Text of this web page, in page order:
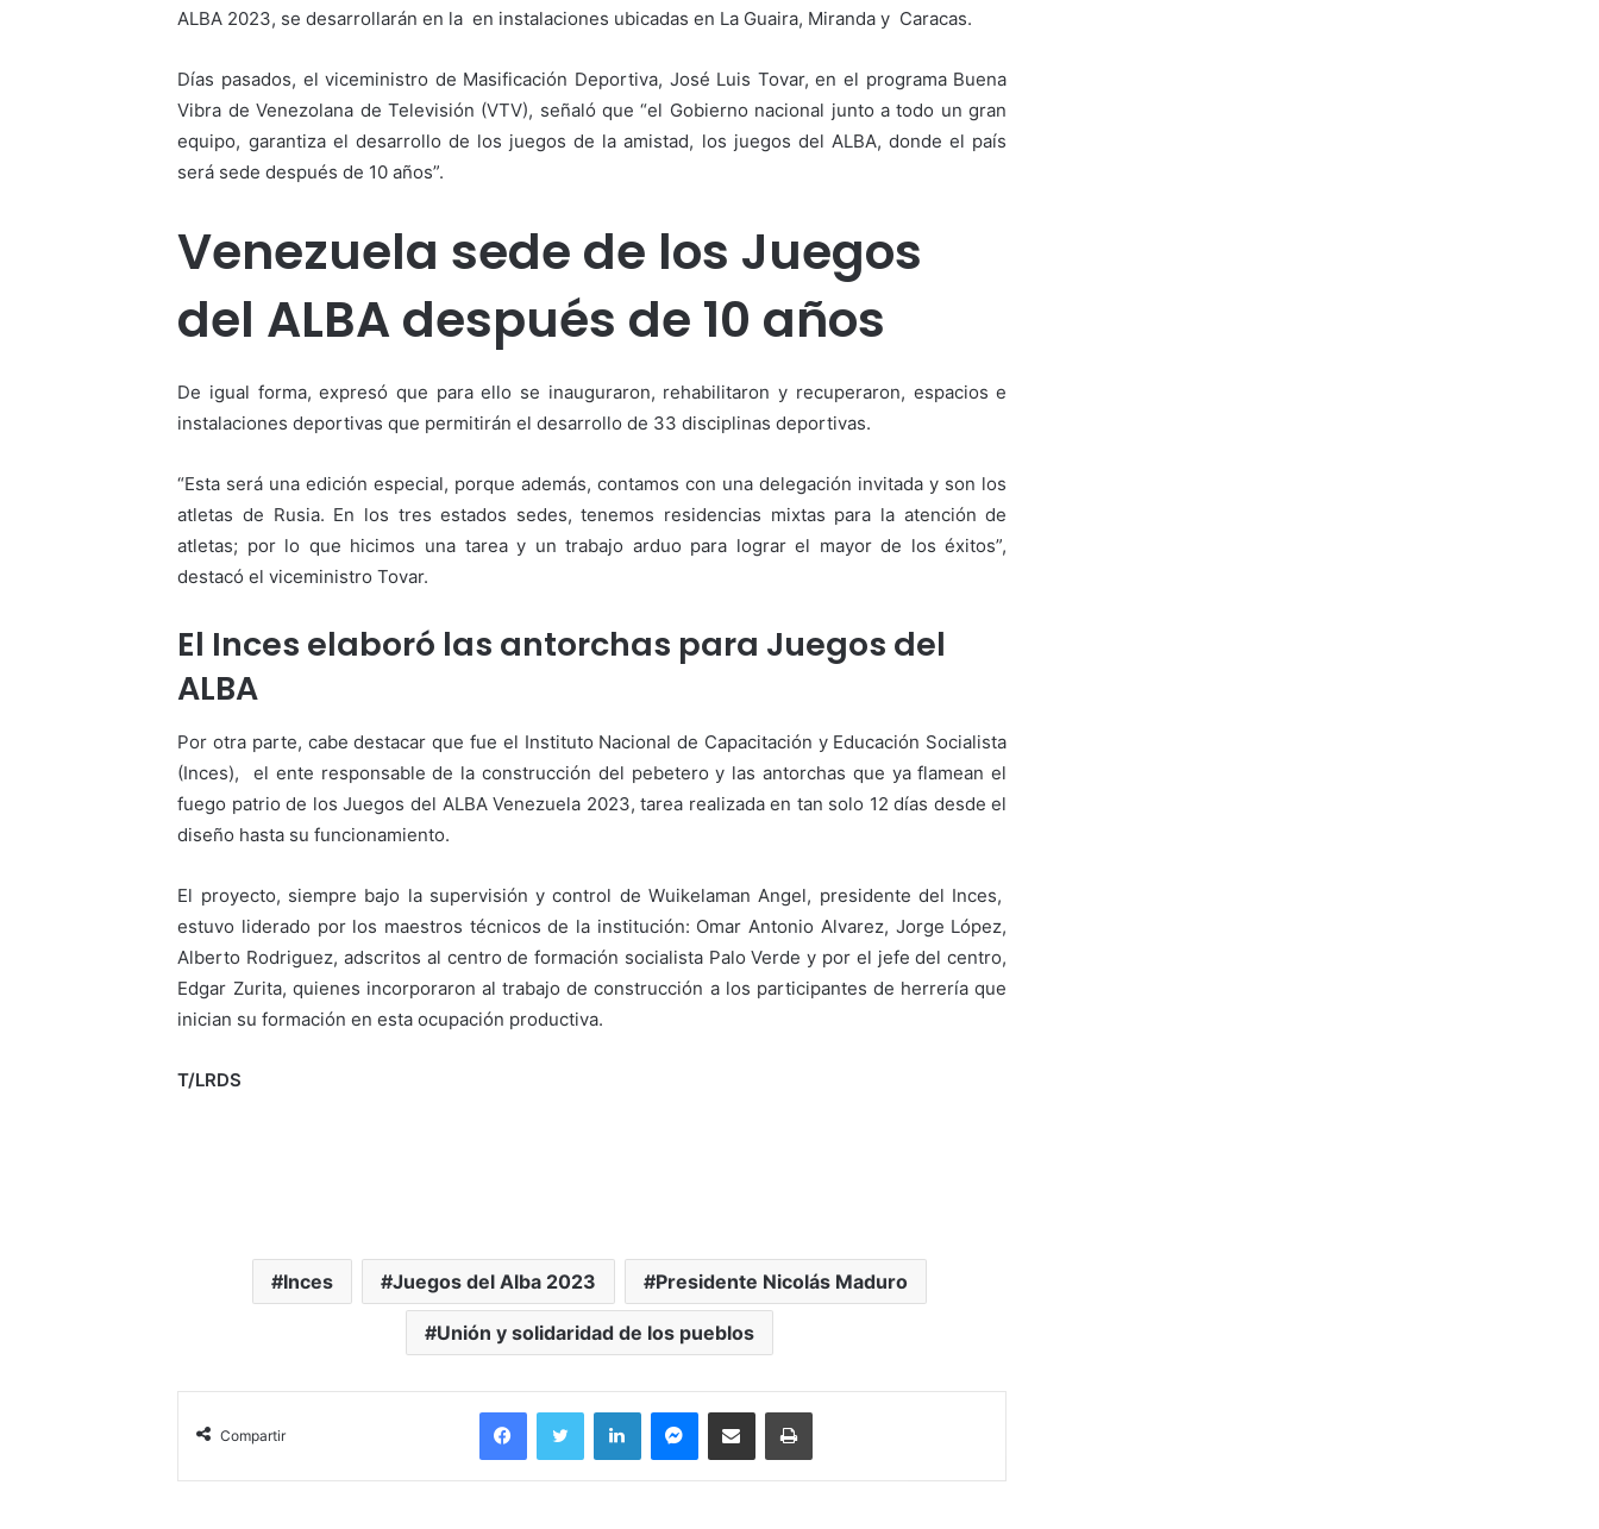
ALBA 2023, se desarrollarán en la en instalaciones ubicadas en La Guaira, Miranda y Caracas.
Días pasados, el viceministro de Masificación Deportiva, José Luis Tovar, en el programa Buena
Vibra de Venezolana de Televisión (VTV), señaló que “el Gobierno nacional junto a todo un gran
equipo, garantiza el desarrollo de los juegos de la amistad, los juegos del ALBA, donde el país
será sede después de 10 años”.
Venezuela sede de los Juegos
del ALBA después de 10 años
De igual forma, expresó que para ello se inauguraron, rehabilitaron y recuperaron, espacios e
instalaciones deportivas que permitirán el desarrollo de 33 disciplinas deportivas.
“Esta será una edición especial, porque además, contamos con una delegación invitada y son los
atletas de Rusia. En los tres estados sedes, tenemos residencias mixtas para la atención de
atletas; por lo que hicimos una tarea y un trabajo arduo para lograr el mayor de los éxitos”,
destacó el viceministro Tovar.
El Inces elaboró las antorchas para Juegos del
ALBA
Por otra parte, cabe destacar que fue el Instituto Nacional de Capacitación y Educación Socialista
(Inces), el ente responsable de la construcción del pebetero y las antorchas que ya flamean el
fuego patrio de los Juegos del ALBA Venezuela 2023, tarea realizada en tan solo 12 días desde el
diseño hasta su funcionamiento.
El proyecto, siempre bajo la supervisión y control de Wuikelaman Angel, presidente del Inces,
estuvo liderado por los maestros técnicos de la institución: Omar Antonio Alvarez, Jorge López,
Alberto Rodriguez, adscritos al centro de formación socialista Palo Verde y por el jefe del centro,
Edgar Zurita, quienes incorporaron al trabajo de construcción a los participantes de herrería que
inician su formación en esta ocupación productiva.
T/LRDS
Inces Juegos del Alba 2023 Presidente Nicolás Maduro
Unión y solidaridad de los pueblos
Compartir
FacebookTwitter LinkedInMessengerCompartir por correo electrónicoImprimir